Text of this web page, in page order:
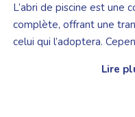
L’abri de piscine est une
complète, offrant une
celui qui l’adoptera.
d’euros. Certains Lire